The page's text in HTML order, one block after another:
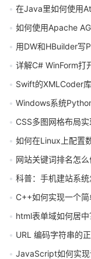
在Java里如何使用
如何使用Apache
用DW和HBuilder写
详解C# WinForm打
Swift的XMLCoder
Windows系统Python
CSS多图网格布局
如何在Linux上配置
网站关键词排名怎
科普：手机建站系统
C++如何实现一个简
html表单域如何居
URL 编码字符串的
JavaScript如何实现